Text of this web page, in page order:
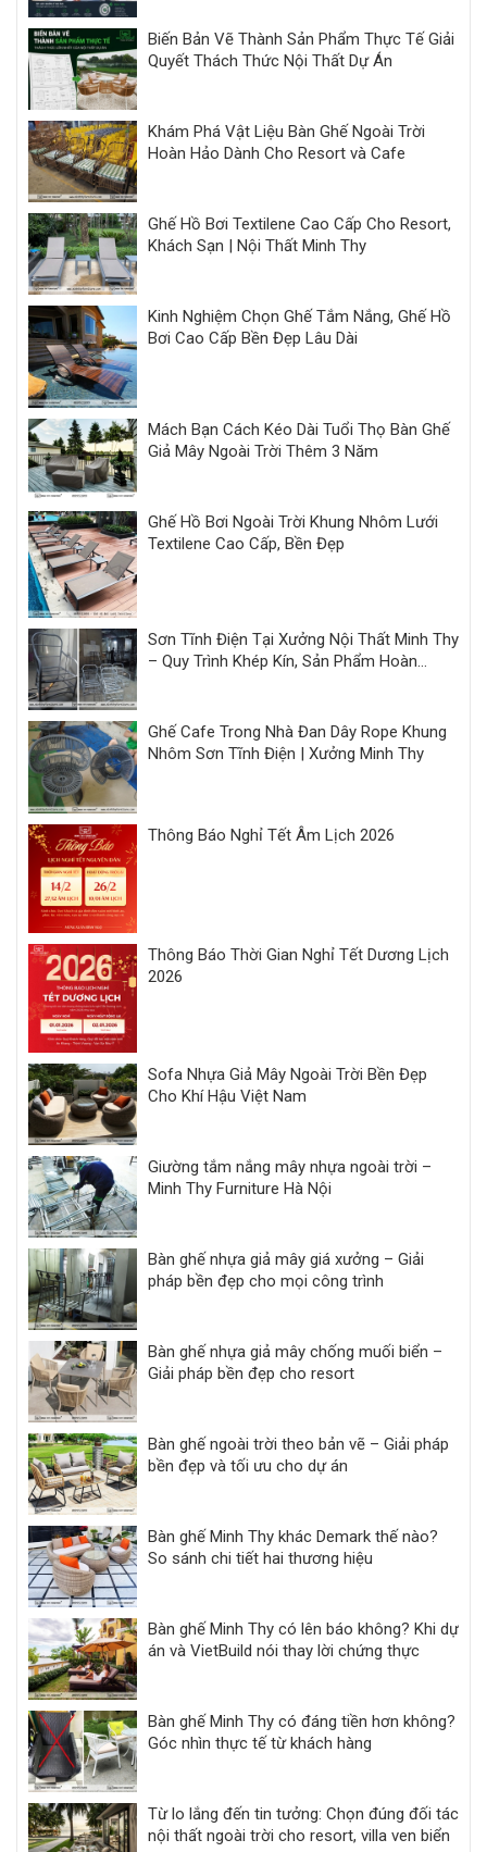
Biến Bản Vẽ Thành Sản Phẩm Thực Tế Giải
Quyết Thách Thức Nội Thất Dự Án
Khám Phá Vật Liệu Bàn Ghế Ngoài Trời
Hoàn Hảo Dành Cho Resort và Cafe
Ghế Hồ Bơi Textilene Cao Cấp Cho Resort,
Khách Sạn | Nội Thất Minh Thy
Kinh Nghiệm Chọn Ghế Tắm Nắng, Ghế Hồ
Bơi Cao Cấp Bền Đẹp Lâu Dài
Mách Bạn Cách Kéo Dài Tuổi Thọ Bàn Ghế
Giả Mây Ngoài Trời Thêm 3 Năm
Ghế Hồ Bơi Ngoài Trời Khung Nhôm Lưới
Textilene Cao Cấp, Bền Đẹp
Sơn Tĩnh Điện Tại Xưởng Nội Thất Minh Thy
– Quy Trình Khép Kín, Sản Phẩm Hoàn
Ghế Cafe Trong Nhà Đan Dây Rope Khung
Nhôm Sơn Tĩnh Điện | Xưởng Minh Thy
Thông Báo Nghỉ Tết Âm Lịch 2026
Thông Báo Thời Gian Nghỉ Tết Dương Lịch
2026
Sofa Nhựa Giả Mây Ngoài Trời Bền Đẹp
Cho Khí Hậu Việt Nam
Giường tắm nắng mây nhựa ngoài trời –
Minh Thy Furniture Hà Nội
Bàn ghế nhựa giả mây giá xưởng – Giải
pháp bền đẹp cho mọi công trình
Bàn ghế nhựa giả mây chống muối biển –
Giải pháp bền đẹp cho resort
Bàn ghế ngoài trời theo bản vẽ – Giải pháp
bền đẹp và tối ưu cho dự án
Bàn ghế Minh Thy khác Demark thế nào?
So sánh chi tiết hai thương hiệu
Bàn ghế Minh Thy có lên báo không? Khi dự
án và VietBuild nói thay lời chứng thực
Bàn ghế Minh Thy có đáng tiền hơn không?
Góc nhìn thực tế từ khách hàng
Từ lo lắng đến tin tưởng: Chọn đúng đối tác
nội thất ngoài trời cho resort, villa ven biển